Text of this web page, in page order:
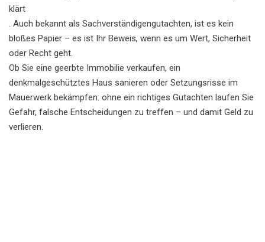
klärt
. Auch bekannt als Sachverständigengutachten, ist es kein
bloßes Papier – es ist Ihr Beweis, wenn es um Wert, Sicherheit
oder Recht geht.
Ob Sie eine geerbte Immobilie verkaufen, ein
denkmalgeschütztes Haus sanieren oder Setzungsrisse im
Mauerwerk bekämpfen: ohne ein richtiges Gutachten laufen Sie
Gefahr, falsche Entscheidungen zu treffen – und damit Geld zu
verlieren.